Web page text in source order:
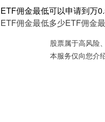
ETF佣金最低可以申请到万
ETF佣金最低多少ETF佣金
股票属于高风险
本服务仅向您介